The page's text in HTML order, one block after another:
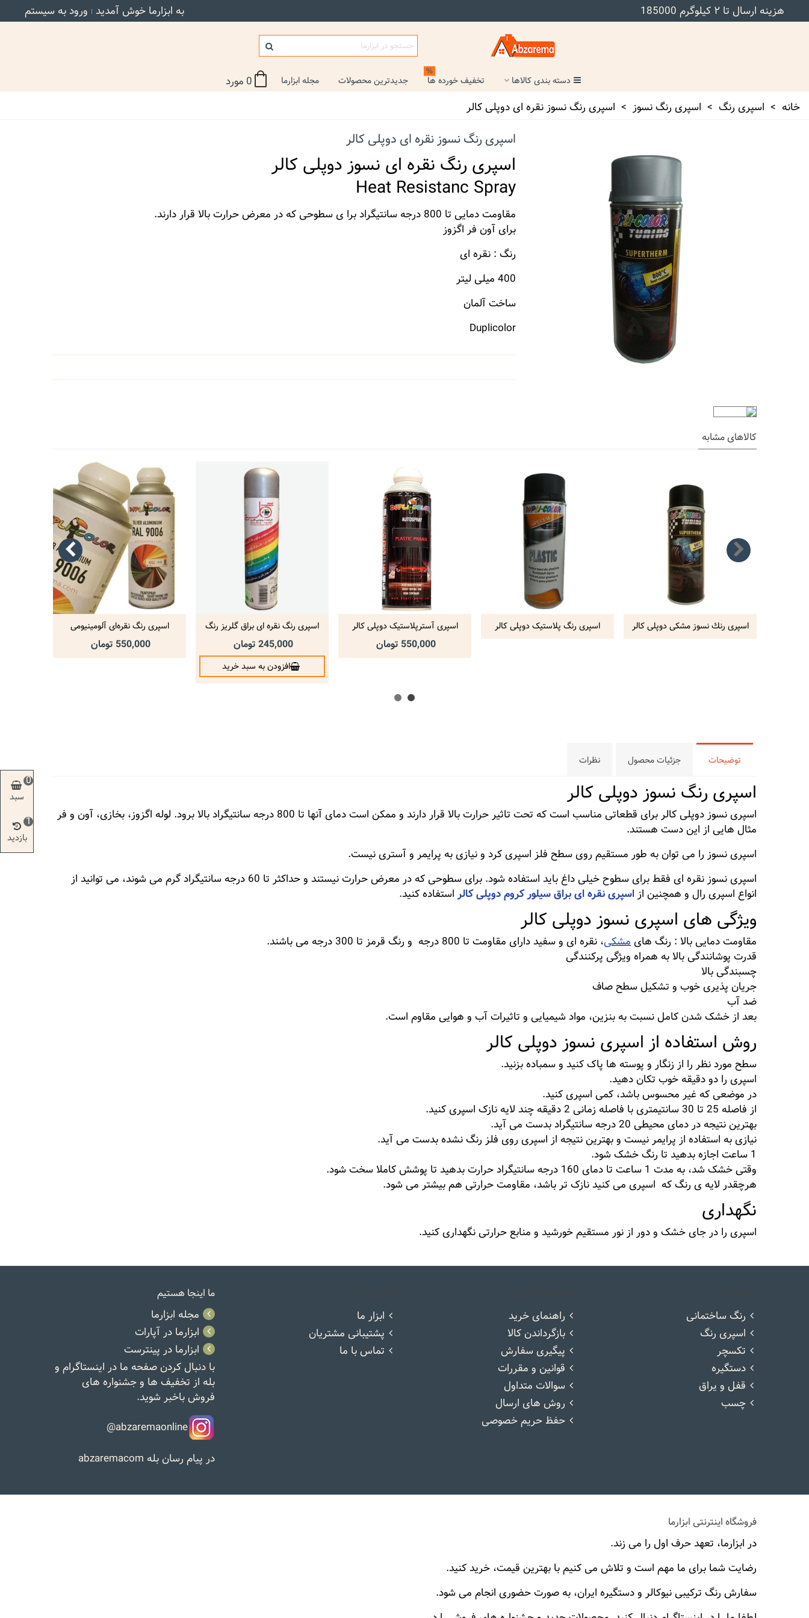
هزینه ارسال تا ۲ کیلوگرم 185000 به ابزارما خوش آمدید ورود به سیستم
دسته بندی کالاها تخفیف خورده ها
%
جدیدترین محصولات مجله ابزارما 0 مورد
خانه > اسپری رنگ > اسپری رنگ نسوز > اسپری رنگ نسوز نقره ای دوپلی کالر
اسپری رنگ نسوز نقره ای دوپلی کالر
اسپری رنگ نقره ای نسوز دوپلی کالر
Heat Resistanc Spray
مقاومت دمایی تا 800 درجه سانتیگراد برا ی سطوحی که در معرض حرارت بالا قرار دارند.
برای آون فر اگزوز
رنگ : نقره ای
400 میلی لیتر
ساخت آلمان
Duplicolor
کالاهای مشابه
اسپری رنك نسوز مشکی دوپلی کالر اسپری رنگ پلاستیک دوپلی کالر
اسپری آسترپلاستیک دوپلی کالر
Plastic Primer
550,000 تومان
اسپری رنگ نقره ای براق گلریز رنگ
روغنی
245,000 تومان
افزودن به سبد خرید
اسپری رنگ نقره‌ای آلومینیومی
RAL9006 دوپلی‌کالر
550,000 تومان
توضیحات جزئیات محصول نظرات
اسپری رنگ نسوز دوپلی کالر
اسپری نسوز دوپلی کالر برای قطعاتی مناسب است که تحت تاثیر حرارت بالا قرار دارند و ممکن است دمای آنها تا 800 درجه سانتیگراد بالا برود. لوله اگزوز، بخازی، آون و فر
مثال هایی از این دست هستند.
اسپری نسوز را می توان به طور مستقیم روی سطح فلز اسپری کرد و نیازی به پرایمر و آستری نیست.
اسپری نسوز نقره ای فقط برای سطوح خیلی داغ باید استفاده شود. برای سطوحی که در معرض حرارت نیستند و حداکثر تا 60 درجه سانتیگراد گرم می شوند، می توانید از
انواع اسپری رال و همچنین از اسپری نقره ای براق سیلور کروم دوپلی کالر استفاده کنید.
ویژگی های اسپری نسوز دوپلی کالر
مقاومت دمایی بالا : رنگ هایمشکی، نقره ای و سفید دارای مقاومت تا 800 درجه و رنگ قرمز تا 300 درجه می باشند.
قدرت پوشانندگی بالا به همراه ویژگی پرکنندگی
چسبندگی بالا
جریان پذیری خوب و تشکیل سطح صاف
ضد آب
بعد از خشک شدن کامل نسبت به بنزین، مواد شیمیایی و تاثیرات آب و هوایی مقاوم است.
روش استفاده از اسپری نسوز دوپلی کالر
سطح مورد نظر را از زنگار و پوسته ها پاک کنید و سمباده بزنید.
اسپری را دو دقیقه خوب تکان دهید.
در موضعی که غیر محسوس باشد، کمی اسپری کنید.
از فاصله 25 تا 30 سانتیمتری با فاصله زمانی 2 دقیقه چند لایه نازک اسپری کنید.
بهترین نتیجه در دمای محیطی 20 درجه سانتیگراد بدست می آید.
نیازی به استفاده از پرایمر نیست و بهترین نتیجه از اسپری روی فلز رنگ نشده بدست می آید.
1 ساعت اجازه بدهید تا رنگ خشک شود.
وقتی خشک شد، به مدت 1 ساعت تا دمای 160 درجه سانتیگراد حرارت بدهید تا پوشش کاملا سخت شود.
هرچقدر لایه ی رنگ که اسپری می کنید نازک تر باشد، مقاومت حرارتی هم بیشتر می شود.
نگهداری
اسپری را در جای خشک و دور از نور مستقیم خورشید و منابع حرارتی نگهداری کنید.
رنگ ساختمانی
اسپری رنگ
تکسچر
دستگیره
قفل و یراق
چسب
راهنمای خرید
بازگرداندن کالا
پیگیری سفارش
قوانین و مقررات
سوالات متداول
روش های ارسال
حفظ حریم خصوصی
ابزار ما
پشتیبانی مشتریان
تماس با ما
ما اینجا هستیم
مجله ابزارما
ابزارما در آپارات
ابزارما در پینترست
با دنبال کردن صفحه ما در اینستاگرام و
بله از تخفیف ها و جشنواره های
فروش باخبر شوید.
abzaremaonline@
در پیام رسان بله abzaremacom
فروشگاه اینترنتی ابزارما
در ابزارما، تعهد حرف اول را می زند.
رضایت شما برای ما مهم است و تلاش می کنیم با بهترین قیمت، خرید کنید.
سفارش رنگ ترکیبی نیوکالر و دستگیره ایران، به صورت حضوری انجام می شود.
سبد
خرید
0
بازدید
1